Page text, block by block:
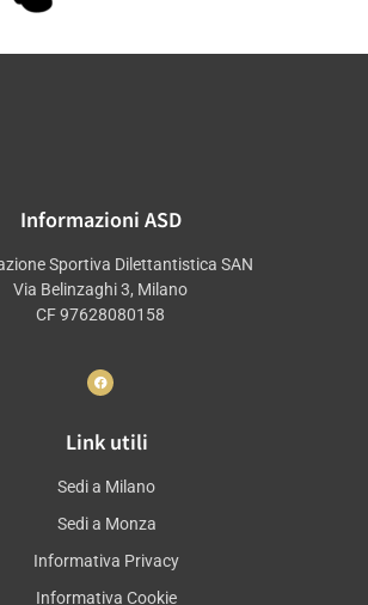
Informazioni ASD
Sportiva Dilettantistica SAN
Via Belinzaghi 3, Milano
CF 97628080158
Link utili
Sedi a Milano
Sedi a Monza
Informativa Privacy
Informativa Cookie